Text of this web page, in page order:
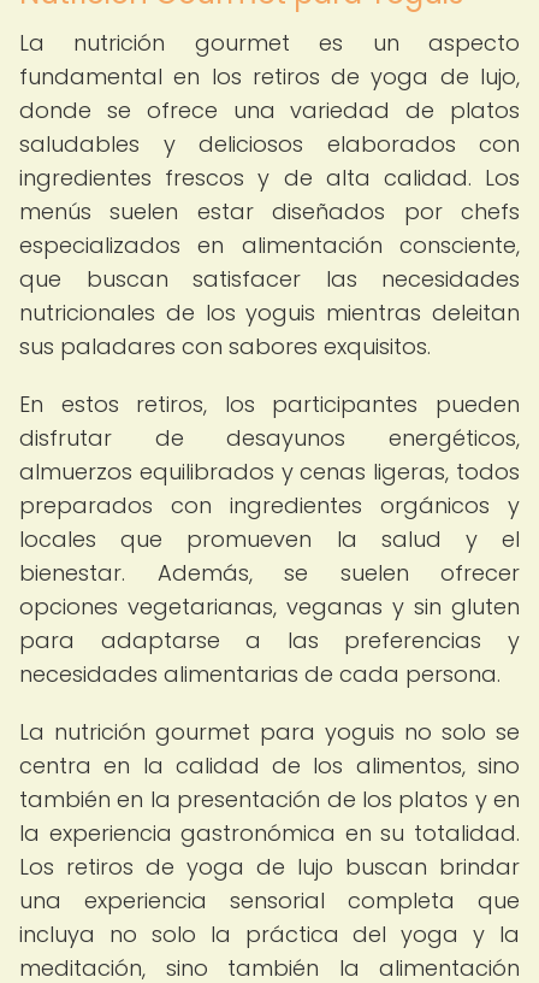
La nutrición gourmet es un aspecto
fundamental en los retiros de yoga de lujo,
donde se ofrece una variedad de platos
saludables y deliciosos elaborados con
ingredientes frescos y de alta calidad. Los
menús suelen estar diseñados por chefs
especializados en alimentación consciente,
que buscan satisfacer las necesidades
nutricionales de los yoguis mientras deleitan
sus paladares con sabores exquisitos.
En estos retiros, los participantes pueden
disfrutar de desayunos energéticos,
almuerzos equilibrados y cenas ligeras, todos
preparados con ingredientes orgánicos y
locales que promueven la salud y el
bienestar. Además, se suelen ofrecer
opciones vegetarianas, veganas y sin gluten
para adaptarse a las preferencias y
necesidades alimentarias de cada persona.
La nutrición gourmet para yoguis no solo se
centra en la calidad de los alimentos, sino
también en la presentación de los platos y en
la experiencia gastronómica en su totalidad.
Los retiros de yoga de lujo buscan brindar
una experiencia sensorial completa que
incluya no solo la práctica del yoga y la
meditación, sino también la alimentación